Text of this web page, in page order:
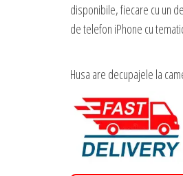
disponibile, fiecare cu un
de telefon iPhone cu
Husa are decupajele la